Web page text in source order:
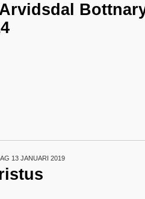
13 JANUARI 2019